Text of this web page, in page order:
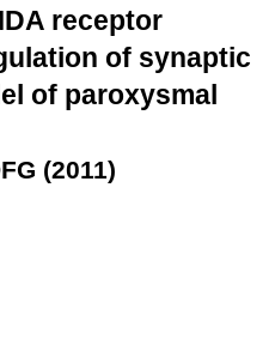
receptor
of synaptic
of paroxysmal
(2011)